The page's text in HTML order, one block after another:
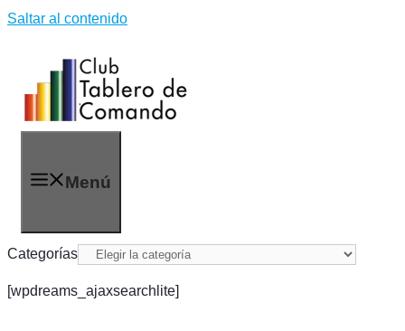
Saltar al contenido
Menú
Categorías
[wpdreams_ajaxsearchlite]